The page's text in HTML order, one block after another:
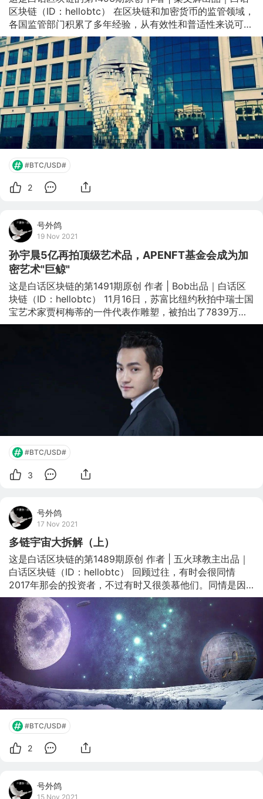
区块链（ID：hellobtc） 在区块链和加密货币的监管领域，
各国监管部门积累了多年经验，从有效性和普适性来说可划
分为两类监管手段：明确法律条文监管和沙盒监管两类。
实践证明，不同程度地结合两类监管手段是相对更有效的监
管思路，同时能保持新产业活性。 不过，监管的难处在于
同时做到政策灵活性、风险控制以及鼓励创新。本文梳理了
一些具有一定代表性和借鉴意义的主流经济体监管情况。
01 美国：联邦与州平行监管 美国是加密资产和区块链产业
的活跃国之一，这里的政府部门比其他国家更早介入区块链
领域的监管，在控制新兴行业风险和鼓励创新发展方面有比
较清
#BTC/USD#
2
号外鸽
19 Nov 2021
孙宇晨5亿再拍顶级艺术品，APENFT基金会成为加
密艺术"巨鲸"
这是白话区块链的第1491期原创 作者 | Bob出品｜白话区
块链（ID：hellobtc） 11月16日，苏富比纽约秋拍中瑞士国
宝艺术家贾柯梅蒂的一件代表作雕塑，被拍出了7839万美
金的天价，该成交价使作品成为贾科梅蒂拍卖的第四高价，
此消息引起艺术收藏界、金融界及媒体的集体哗然，因为它
的得主是90后加密企业家孙宇晨。目前，该艺术品已被捐
赠给了APENFT基金会。 事实上， 波场TRON创始人孙宇
晨这种操作已经不是一次两次了，时至今日许多人不解孙宇
晨为何三番五次重金拍下顶级艺术品并捐赠给APENFT基金
会，近期随着元宇宙这一概念逐渐被熟知，APENFT基金会
的野心也得以逐渐“浮出水面”。本文让
#BTC/USD#
3
号外鸽
17 Nov 2021
多链宇宙大拆解（上）
这是白话区块链的第1489期原创 作者 | 五火球教主出品｜
白话区块链（ID：hellobtc） 回顾过往，有时会很同情
2017年那会的投资者，不过有时又很羡慕他们。同情是因
为那时候的区块链真的是一片荒芜，除了比特币大家都不知
道区块链能做什么，就连以太坊也只是被当做一个mu资工
具而存在而已。 那时候以太坊的性能是差，但即便性能好
也没人知道它能做什么，也确实不知道还有什么其他可以买
的。一帮人拿着钱看不清楚出路，像在一个漆黑的夜晚里拿
着钱到处乱扔，有扔中了百倍暴富的，有扔到骗局里血本无
归的。 赢家和输家其实都一脸懵。那些带来百倍千倍的项
目，今天回看也绝大多数被扫进了历史的垃圾堆，当年因此
暴富的大佬
#BTC/USD#
2
号外鸽
15 Nov 2021